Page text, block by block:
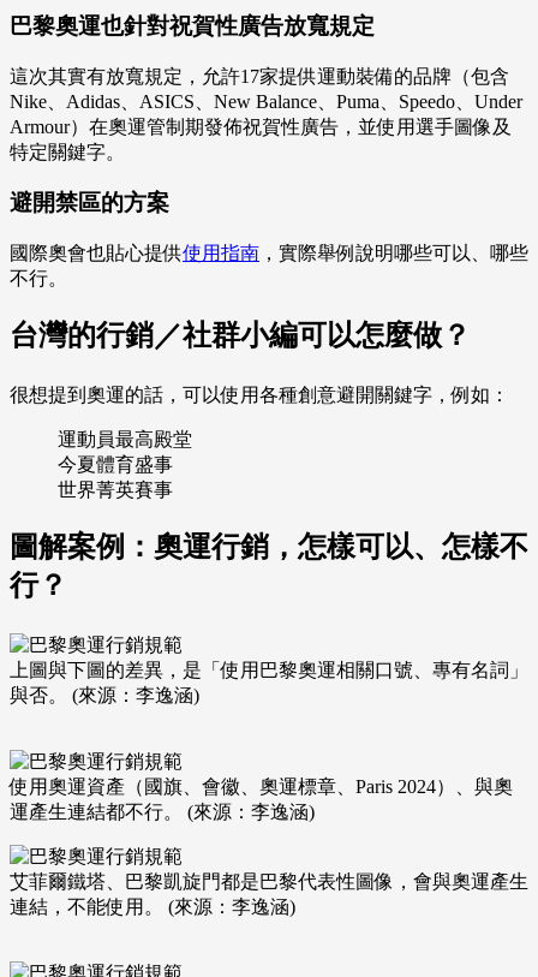
巴黎奧運也針對祝賀性廣告放寬規定
這次其實有放寬規定，允許17家提供運動裝備的品牌（包含
Nike、Adidas、ASICS、New Balance、Puma、Speedo、Under
Armour）在奧運管制期發佈祝賀性廣告，並使用選手圖像及
特定關鍵字。
避開禁區的方案
國際奧會也貼心提供使用指南 ，實際舉例說明哪些可以、哪些
不行。
台灣的行銷／社群小編可以怎麼做？
很想提到奧運的話，可以使用各種創意避開關鍵字，例如：
運動員最高殿堂
今夏體育盛事
世界菁英賽事
圖解案例：奧運行銷，怎樣可以、怎樣不
行？
上圖與下圖的差異，是「使用巴黎奧運相關口號、專有名詞」
與否。 (來源：李逸涵)
使用奧運資產（國旗、會徽、奧運標章、Paris 2024）、與奧
運產生連結都不行。 (來源：李逸涵)
艾菲爾鐵塔、巴黎凱旋門都是巴黎代表性圖像，會與奧運產生
連結，不能使用。 (來源：李逸涵)